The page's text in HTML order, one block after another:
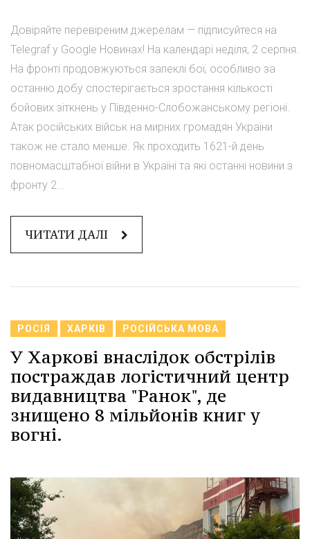
Довіряйте перевіреним джерелам — підписуйтеся на
Telegraf у Google Новинах! На календарі неділя, 2 серпня.
На фронті продовжуються запеклі бої, особливо за
останню добу спостерігається зростання кількості
бойових зіткнень у Південно-Слобожанському регіоні.
Атак російських військ на мирних громадян України
також не стало менше. Як проходить 1621-й день
повномасштабної війни в Україні та які останні новини з
фронту 2...
ЧИТАТИ ДАЛІ
РОСІЯ ХАРКІВ РОСІЙСЬКА МОВА
У Харкові внаслідок обстрілів
постраждав логістичний центр
видавництва "Ранок", де
знищено 8 мільйонів книг у
вогні.